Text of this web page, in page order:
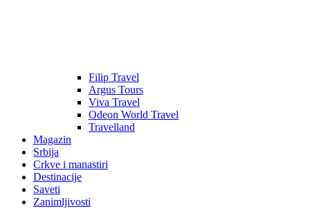
Filip Travel
Argus Tours
Viva Travel
Odeon World Travel
Travelland
Magazin
Srbija
Crkve i manastiri
Destinacije
Saveti
Zanimljivosti